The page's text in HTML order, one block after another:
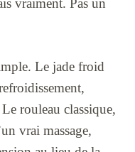
vraiment. Pas un
Le jade froid
rouleau classique,
vrai massage,